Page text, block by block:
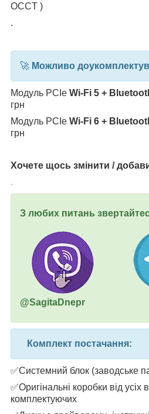
OCCT )
.
🚀 Можливо
Модуль PCIe Wi-Fi 5 +
грн
Модуль PCIe Wi-Fi 6 +
грн
Хочете щось змінити /
З любих питань
@SagitaDnepr
Комплект постачання:
✅Системний блок (заводське
✅Оригінальні коробки від усіх
комплектуючих